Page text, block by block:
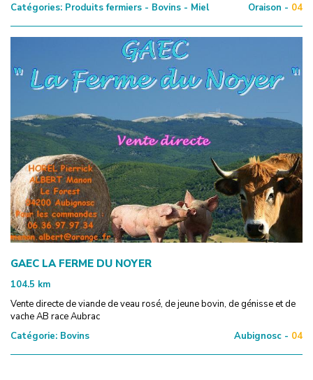
Catégories: Produits fermiers - Bovins - Miel Oraison - 04
GAEC LA FERME DU NOYER
104.5 km
Vente directe de viande de veau rosé, de jeune bovin, de génisse et de
vache AB race Aubrac
Catégorie: Bovins Aubignosc - 04